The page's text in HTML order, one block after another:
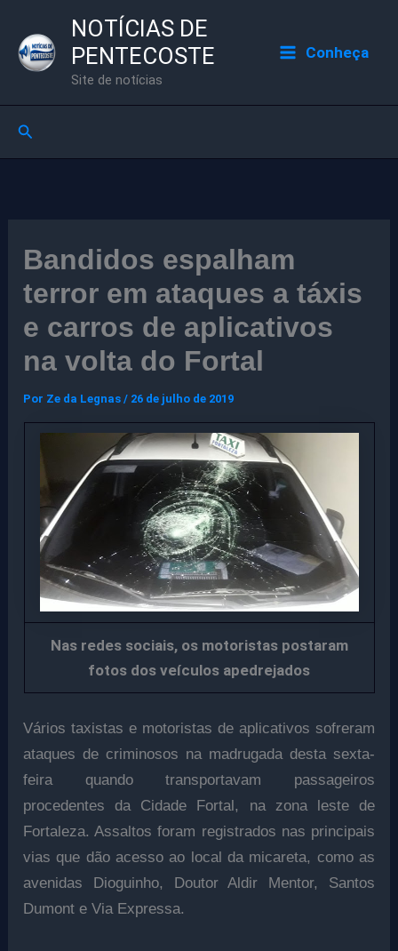
para
NOTÍCIAS DE
PENTECOSTE
Site de notícias
Conheça
Pesquisar
Bandidos espalham
terror em ataques a táxis
e carros de aplicativos
na volta do Fortal
Por Ze da Legnas/ 26 de julho de 2019
Nas redes sociais, os motoristas postaram
fotos dos veículos apedrejados
Vários taxistas e motoristas de aplicativos sofreram
ataques de criminosos na madrugada desta sexta-
feira quando transportavam passageiros
procedentes da Cidade Fortal, na zona leste de
Fortaleza. Assaltos foram registrados nas principais
vias que dão acesso ao local da micareta, como as
avenidas Dioguinho, Doutor Aldir Mentor, Santos
Dumont e Via Expressa.